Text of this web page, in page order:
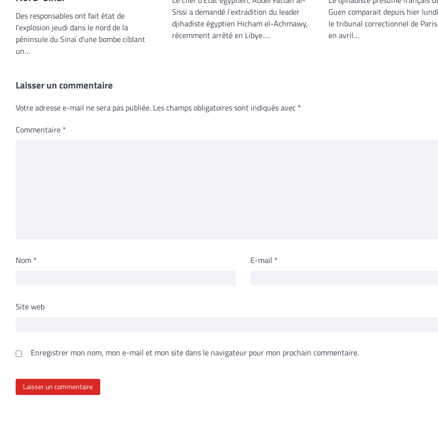
Des responsables ont fait état de
l’explosion jeudi dans le nord de la
péninsule du Sinaï d’une bombe ciblant
un…
Sissi a demandé l’extradition du leader
djihadiste égyptien Hicham el-Achmawy,
récemment arrêté en Libye.…
Guen comparait depuis hier
le tribunal correctionnel de
en avril…
Laisser un commentaire
Votre adresse e-mail ne sera pas publiée. Les champs obligatoires sont indiqués avec *
Commentaire *
Nom * E-mail *
Site web
Enregistrer mon nom, mon e-mail et mon site dans le navigateur pour mon prochain commentaire.